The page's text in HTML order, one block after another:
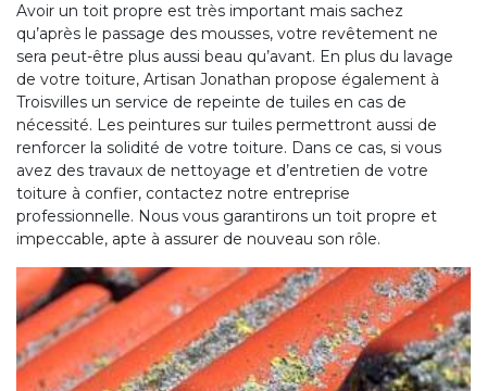
Avoir un toit propre est très important mais sachez
qu’après le passage des mousses, votre revêtement ne
sera peut-être plus aussi beau qu’avant. En plus du lavage
de votre toiture, Artisan Jonathan propose également à
Troisvilles un service de repeinte de tuiles en cas de
nécessité. Les peintures sur tuiles permettront aussi de
renforcer la solidité de votre toiture. Dans ce cas, si vous
avez des travaux de nettoyage et d’entretien de votre
toiture à confier, contactez notre entreprise
professionnelle. Nous vous garantirons un toit propre et
impeccable, apte à assurer de nouveau son rôle.